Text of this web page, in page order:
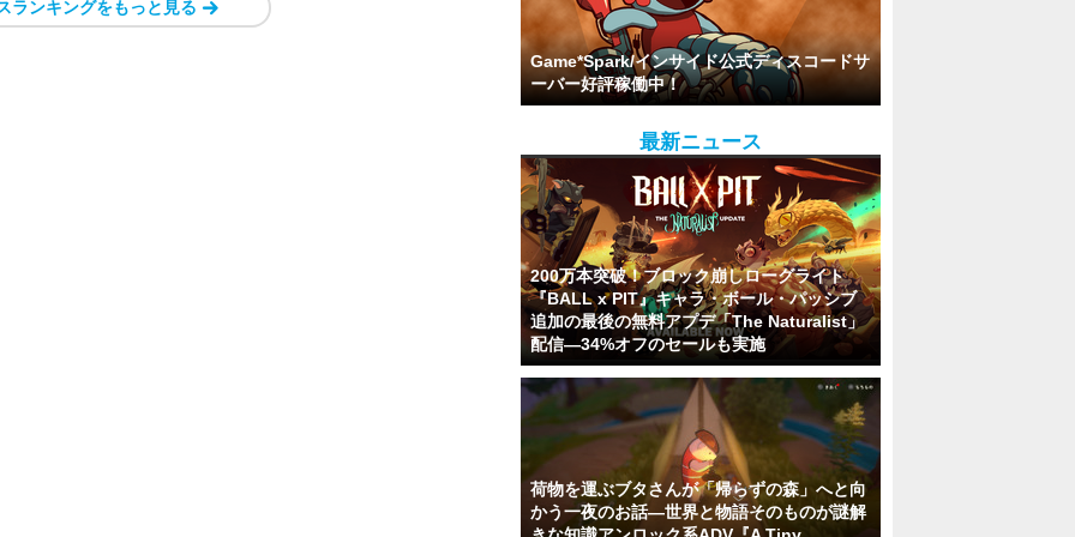
ランキングをもっと見る
Game*Spark/インサイド公式ディスコードサ
ーバー好評稼働中！
最新ニュース
200万本突破！ブロック崩しローグライト
『BALL x PIT』キャラ・ボール・パッシブ
追加の最後の無料アプデ「The Naturalist」
配信―34%オフのセールも実施
荷物を運ぶブタさんが「帰らずの森」へと向
かう一夜のお話―世界と物語そのものが謎解